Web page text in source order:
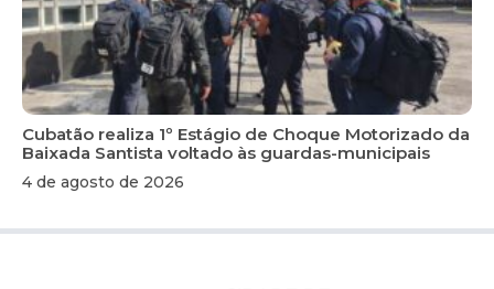
Cubatão realiza 1º Estágio de Choque Motorizado da
Baixada Santista voltado às guardas-municipais
4 de agosto de 2026